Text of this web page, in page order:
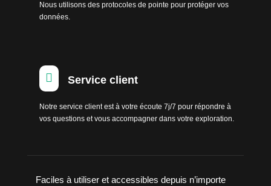
Nous utilisons des protocoles de pointe pour protéger vos
données.
 Service client
Notre service client est à votre écoute 7j/7 pour répondre à
vos questions et vous accompagner dans votre exploration.
Faciles à utiliser et accessibles depuis n’importe